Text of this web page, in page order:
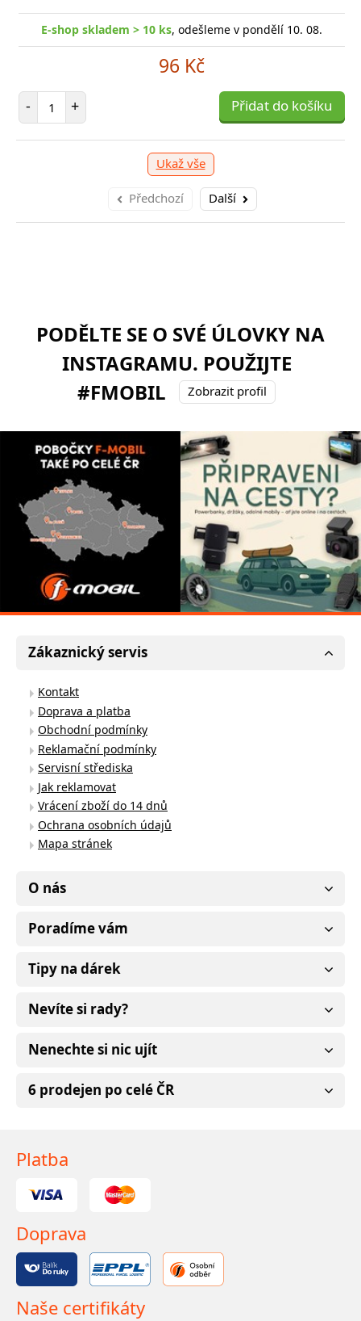
E-shop skladem > 10 ks, odešleme v pondělí 10. 08.
96 Kč
- Počet položek
+ Přidat do košíku
Ukaž vše
Předchozí Další
PODĚLTE SE O SVÉ ÚLOVKY NA
INSTAGRAMU. POUŽIJTE
#FMOBIL
Zobrazit profil
Zákaznický servis
Kontakt
Doprava a platba
Obchodní podmínky
Reklamační podmínky
Servisní střediska
Jak reklamovat
Vrácení zboží do 14 dnů
Ochrana osobních údajů
Mapa stránek
O nás
Poradíme vám
Tipy na dárek
Nevíte si rady?
Nenechte si nic ujít
6 prodejen po celé ČR
Platba
Doprava
Naše certifikáty